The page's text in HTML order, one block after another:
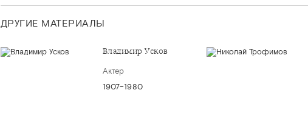
ДРУГИЕ МАТЕРИАЛЫ
Владимир Усков
Актер
1907–1980